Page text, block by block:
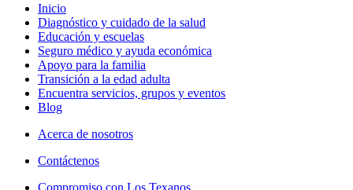
Inicio
Diagnóstico y cuidado de la salud
Educación y escuelas
Seguro médico y ayuda económica
Apoyo para la familia
Transición a la edad adulta
Encuentra servicios, grupos y eventos
Blog
Acerca de nosotros
Contáctenos
Compromiso con Los Texanos